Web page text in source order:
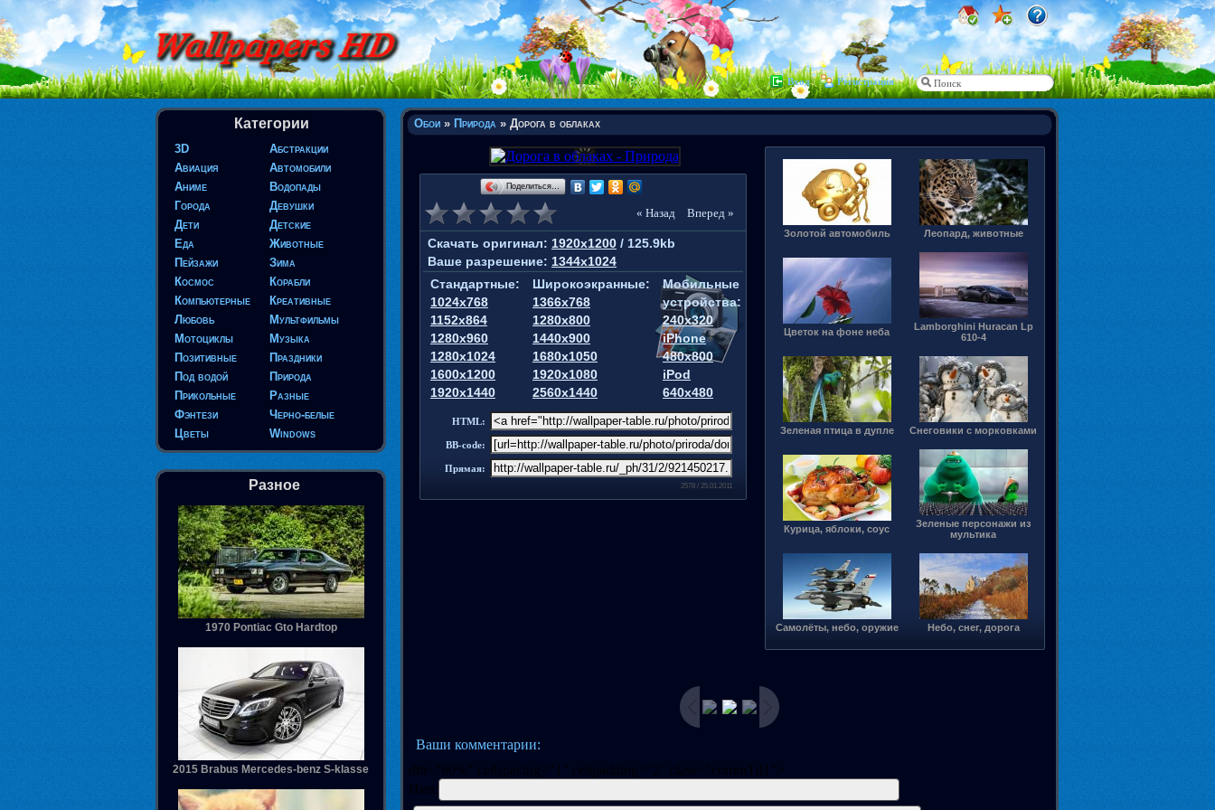
Вход Регистрация
Категории
3D
Абстракции
Авиация
Автомобили
Аниме
Водопады
Города
Девушки
Дети
Детские
Еда
Животные
Пейзажи
Зима
Космос
Корабли
Компьютерные
Креативные
Любовь
Мультфильмы
Мотоциклы
Музыка
Позитивные
Праздники
Под водой
Природа
Прикольные
Разные
Фэнтези
Черно-белые
Цветы
Windows
Разное
1970 Pontiac Gto Hardtop
2015 Brabus Mercedes-benz S-klasse
Обои » Природа » Дорога в облаках
Поделиться…
« Назад Вперед »
Скачать оригинал: 1920x1200 / 125.9kb
Ваше разрешение: 1344x1024
Стандартные:
1024x768
1152x864
1280x960
1280x1024
1600x1200
1920x1440
Широкоэкранные:
1366x768
1280x800
1440x900
1680x1050
1920x1080
2560x1440
Мобильные
устройства:
240x320
iPhone
480x800
iPod
640x480
HTML:
BB-code:
Прямая:
2578 / 25.01.2011
Золотой автомобиль Леопард, животные
Цветок на фоне неба
Lamborghini Huracan Lp
610-4
Зеленая птица в дупле Снеговики с морковками
Курица, яблоки, соус
Зеленые персонажи из
мультика
Самолёты, небо, оружие Небо, снег, дорога
Ваши комментарии:
dth="80%" cellspacing="1" cellpadding="2" class="commTd1">
Имя: